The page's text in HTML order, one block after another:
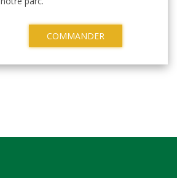
COMMANDER